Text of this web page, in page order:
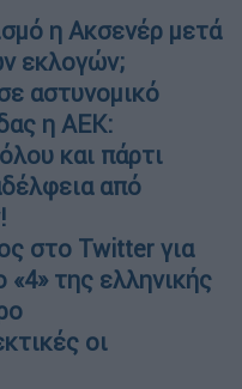
η Ακσενέρ μετά
εκλογών;
αστυνομικό
η ΑΕΚ:
και πάρτι
από
στο Twitter για
«4» της ελληνικής
οι